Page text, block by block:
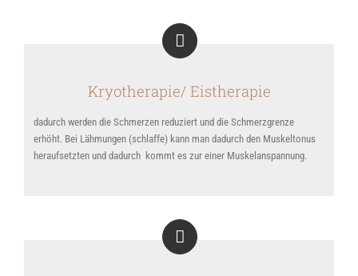
Kryotherapie/ Eistherapie
dadurch werden die Schmerzen reduziert und die Schmerzgrenze
erhöht. Bei Lähmungen (schlaffe) kann man dadurch den Muskeltonus
heraufsetzten und dadurch kommt es zur einer Muskelanspannung.